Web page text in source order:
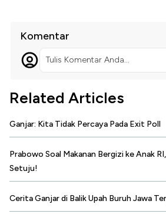
Komentar
Tulis Komentar Anda...
Related Articles
Ganjar: Kita Tidak Percaya Pada Exit Poll
Prabowo Soal Makanan Bergizi ke Anak
Setuju!
Cerita Ganjar di Balik Upah Buruh Jawa